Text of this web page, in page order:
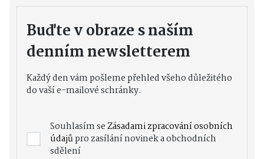
Buďte v obraze s naším
denním newsletterem
Každý den vám pošleme přehled všeho důležitého
do vaší e-mailové schránky.
Souhlasím seZásadami zpracování osobních
údajůpro zasílání novinek a obchodních
sdělení